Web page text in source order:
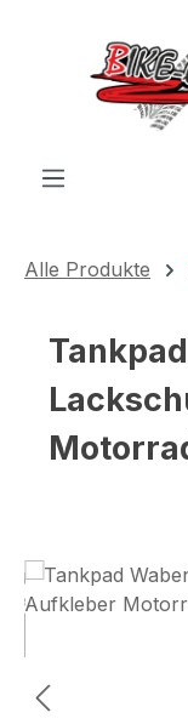
Zum Hauptinhalt
Alle Produkte
Bildergalerie